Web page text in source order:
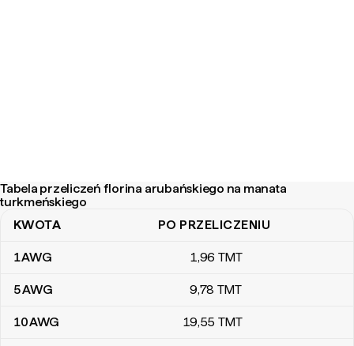
Tabela przeliczeń florina arubańskiego na manata
turkmeńskiego
Tabela przeliczeń florina arubańskiego na manata turkmeńskiego
KWOTA PO PRZELICZENIU
1AWG 1,96 TMT
5AWG 9,78 TMT
10AWG 19,55 TMT